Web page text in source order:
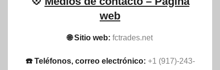
web
🌐 Sitio web: fctrades.net
☎️ Teléfonos, correo electrónico: +1 (917)-243-